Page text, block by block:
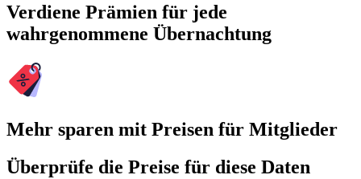
Verdiene Prämien für jede
wahrgenommene Übernachtung
Mehr sparen mit Preisen für Mitglieder
Überprüfe die Preise für diese Daten